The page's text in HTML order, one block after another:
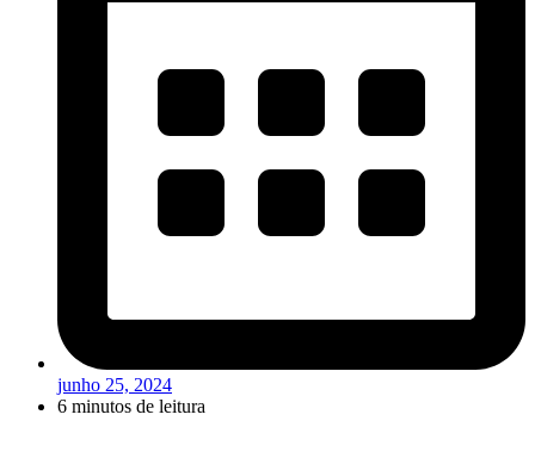
junho 25, 2024
6 minutos de leitura